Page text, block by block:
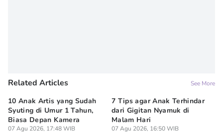
Related Articles See More
10 Anak Artis yang Sudah
Syuting di Umur 1 Tahun,
Biasa Depan Kamera
07 Agu 2026, 17:48 WIB
7 Tips agar Anak Terhindar
dari Gigitan Nyamuk di
Malam Hari
07 Agu 2026, 16:50 WIB